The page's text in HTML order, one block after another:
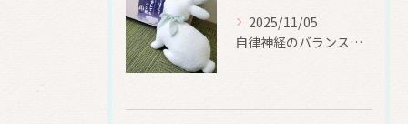
2025/11/05
自律神経のバランス＆睡眠の質＆疲労回復の関係性 松戸市 美療サロンうらら